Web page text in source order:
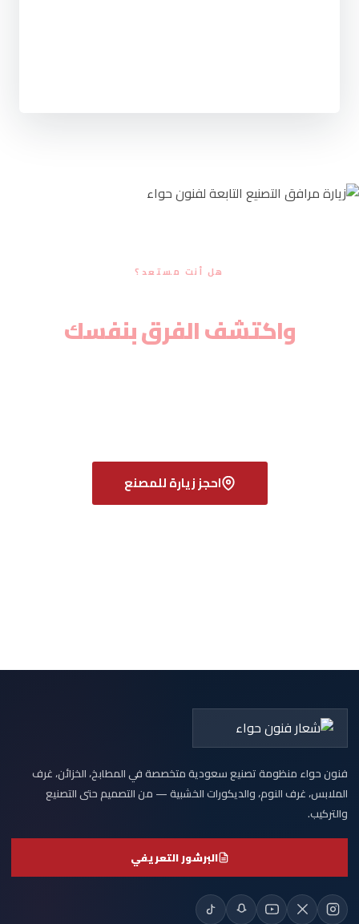
هل أنت مستعد؟
واكتشف الفرق بنفسك
احجز زيارة للمصنع
فنون حواء منظومة تصنيع سعودية متخصصة في المطابخ، الخزائن، غرف
الملابس، غرف النوم، والديكورات الخشبية — من التصميم حتى التصنيع
والتركيب.
البرشور التعريفي